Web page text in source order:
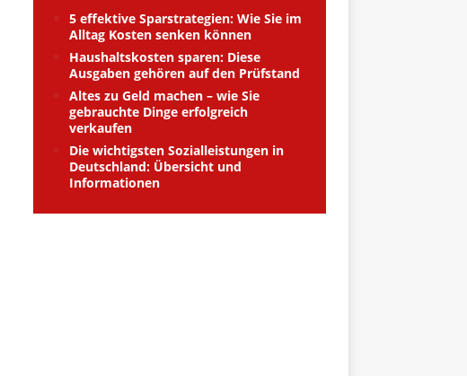
5 effektive Sparstrategien: Wie Sie im
Alltag Kosten senken können
Haushaltskosten sparen: Diese
Ausgaben gehören auf den Prüfstand
Altes zu Geld machen – wie Sie
gebrauchte Dinge erfolgreich
verkaufen
Die wichtigsten Sozialleistungen in
Deutschland: Übersicht und
Informationen